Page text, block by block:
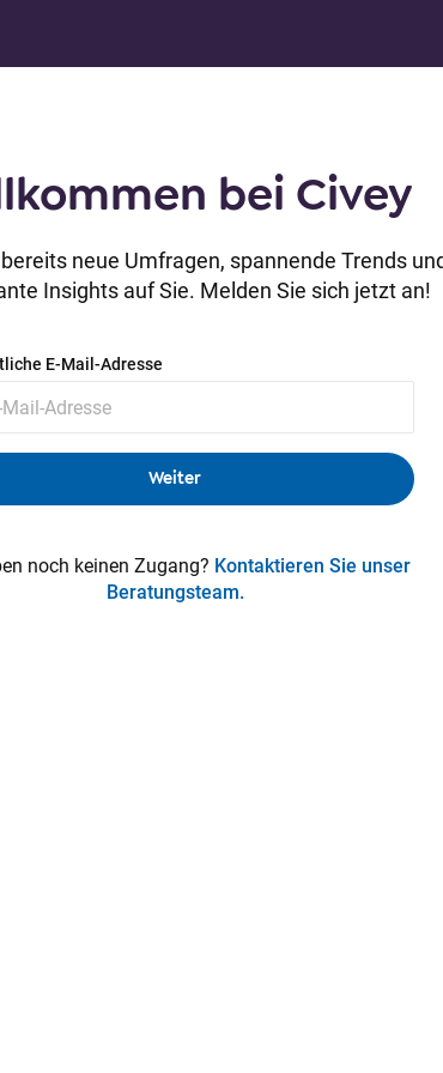
bei Civey
neue Umfragen, spannende Trends
Insights auf Sie. Melden Sie sich jetzt an!
E-Mail-Adresse
(optional)
Weiter
noch keinen Zugang? Kontaktieren Sie unser
Beratungsteam.